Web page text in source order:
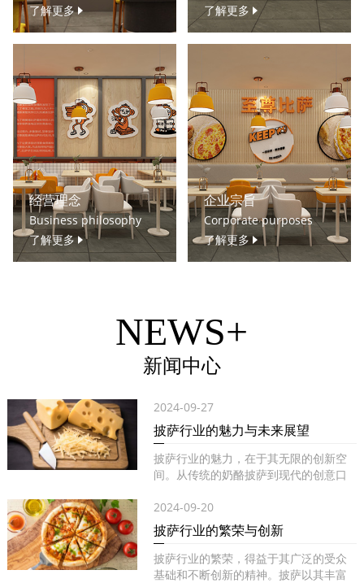
了解更多
了解更多
经营理念
Business philosophy
了解更多
企业宗旨
Corporate purposes
了解更多
NEWS+
新闻中心
2024-09-27
披萨行业的魅力与未来展望
披萨行业的魅力，在于其无限的创新空
间。从传统的奶酪披萨到现代的创意口
2024-09-20
披萨行业的繁荣与创新
披萨行业的繁荣，得益于其广泛的受众
基础和不断创新的精神。披萨以其丰富